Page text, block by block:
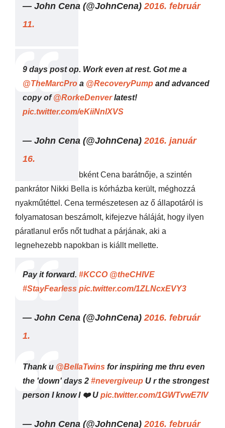
— John Cena (@JohnCena) 2016. február
11.
9 days post op. Work even at rest. Got me a
@TheMarcPro a @RecoveryPump and advanced
copy of@RorkeDenverlatest!
pic.twitter.com/eKiiNnlXVS
— John Cena (@JohnCena) 2016. január
16.
Nemrégiben egyébként Cena barátnője, a szintén
pankrátor Nikki Bella is kórházba került, méghozzá
nyakműtéttel. Cena természetesen az ő állapotáról is
folyamatosan beszámolt, kifejezve háláját, hogy ilyen
páratlanul erős nőt tudhat a párjának, aki a
legnehezebb napokban is kiállt mellette.
Pay it forward. #KCCO @theCHIVE
#StayFearless pic.twitter.com/1ZLNcxEVY3
— John Cena (@JohnCena) 2016. február
1.
Thank u @BellaTwins for inspiring me thru even
the 'down' days 2 #nevergiveup U r the strongest
person I know I ❤️ U pic.twitter.com/1GWTvwE7IV
— John Cena (@JohnCena) 2016. február